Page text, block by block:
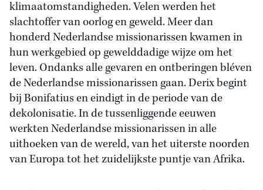
klimaatomstandigheden. Velen werden het
slachtoffer van oorlog en geweld. Meer dan
honderd Nederlandse missionarissen kwamen in
hun werkgebied op gewelddadige wijze om het
leven. Ondanks alle gevaren en ontberingen bléven
de Nederlandse missionarissen gaan. Derix begint
bij Bonifatius en eindigt in de periode van de
dekolonisatie. In de tussenliggende eeuwen
werkten Nederlandse missionarissen in alle
uithoeken van de wereld, van het uiterste noorden
van Europa tot het zuidelijkste puntje van Afrika.